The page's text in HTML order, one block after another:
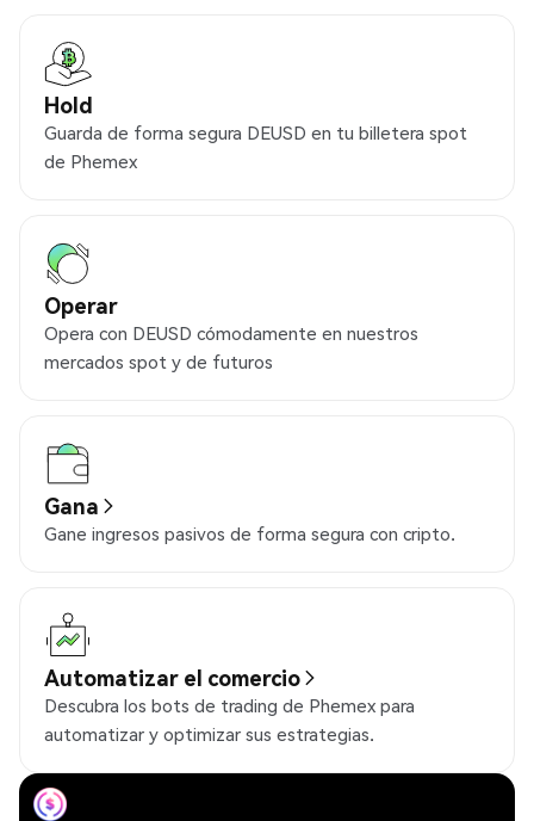
Hold
Guarda de forma segura DEUSD en tu billetera spot
de Phemex
Operar
Opera con DEUSD cómodamente en nuestros
mercados spot y de futuros
Gana
Gane ingresos pasivos de forma segura con cripto.
Automatizar el comercio
Descubra los bots de trading de Phemex para
automatizar y optimizar sus estrategias.